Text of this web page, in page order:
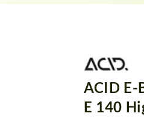
ACID
E 140